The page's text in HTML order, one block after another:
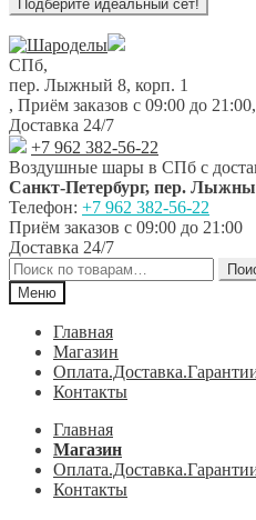
Перейти
к
навигации
Перейти
к
содержимому
СПб,
пер. Лыжный 8, корп. 1
, Приём заказов с 09:00 до 21:00,
Доставка 24/7
+7 962 382-56-22
Воздушные шары в СПб с
Санкт-Петербург, пер.
Телефон: +7 962 382-56-22
Приём заказов с 09:00 до 21:00
Доставка 24/7
Искать:
Меню
Главная
Магазин
Контакты
Главная
Магазин
Контакты